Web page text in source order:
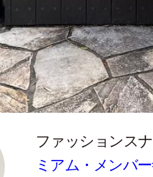
ファッションス
ミアム・メンバー